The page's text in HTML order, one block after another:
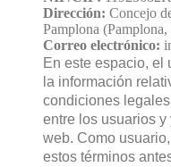
Dirección: Concejo
Pamplona
Correo electrónico:
En este espacio, el
la información
condiciones
entre los usuarios
web. Como
estos términos